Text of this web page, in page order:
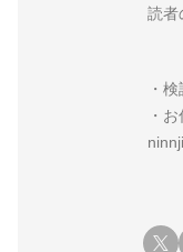
読者
・
・